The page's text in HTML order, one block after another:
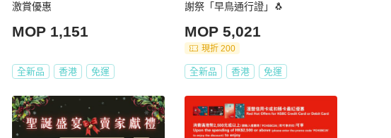
激賞優惠
MOP 1,151
全新品 香港 免運
謝祭「早鳥通行證」🐧
MOP 5,021
現折 200
全新品 香港 免運